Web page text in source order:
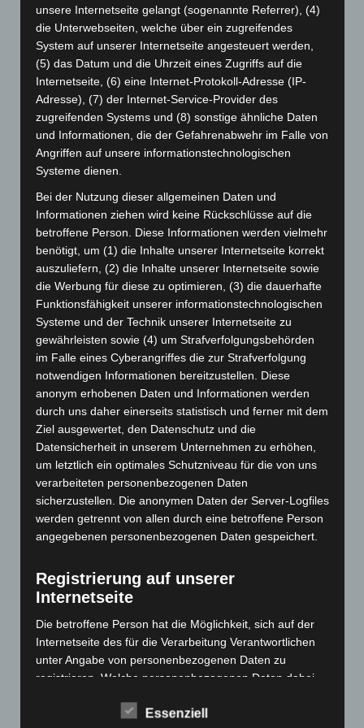
Juli 2026 (73)
Juni 2026(139)
Mai 2026 (99)
April 2026(99)
März 2026(115)
Februar 2026(109)
Januar 2026(122)
Dezember 2025
November 2025 (114)
Oktober 2025(112)
September 2025(93)
August 2025
(90)
Juli 2025(90)
Juni 2025(103)
Mai 2025 (112)
April 2025(88)
März 2025(111)
Februar 2025(96)
Januar 2025(88)
Dezember 2024
(89)
November 2024 (94)
Oktober 2024(93)
September 2024
August 2024(107)
Juli 2024(89)
Juni 2024(107)
Mai 2024(149)
April 2024(102)
(103)
unsere Internetseite gelangt (sogenannte Referrer), (4)
die Unterwebseiten, welche über ein zugreifendes
System auf unserer Internetseite angesteuert werden,
(5) das Datum und die Uhrzeit eines Zugriffs auf die
Internetseite, (6) eine Internet-Protokoll-Adresse (IP-
Adresse), (7) der Internet-Service-Provider des
zugreifenden Systems und (8) sonstige ähnliche Daten
und Informationen, die der Gefahrenabwehr im Falle von
Angriffen auf unsere informationstechnologischen
Systeme dienen.
Bei der Nutzung dieser allgemeinen Daten und
Informationen ziehen wird keine Rückschlüsse auf die
betroffene Person. Diese Informationen werden vielmehr
benötigt, um (1) die Inhalte unserer Internetseite korrekt
auszuliefern, (2) die Inhalte unserer Internetseite sowie
die Werbung für diese zu optimieren, (3) die dauerhafte
Funktionsfähigkeit unserer informationstechnologischen
Systeme und der Technik unserer Internetseite zu
gewährleisten sowie (4) um Strafverfolgungsbehörden
im Falle eines Cyberangriffes die zur Strafverfolgung
notwendigen Informationen bereitzustellen. Diese
anonym erhobenen Daten und Informationen werden
durch uns daher einerseits statistisch und ferner mit dem
Ziel ausgewertet, den Datenschutz und die
Datensicherheit in unserem Unternehmen zu erhöhen,
um letztlich ein optimales Schutzniveau für die von uns
verarbeiteten personenbezogenen Daten
sicherzustellen. Die anonymen Daten der Server-Logfiles
werden getrennt von allen durch eine betroffene Person
angegebenen personenbezogenen Daten gespeichert.
Registrierung auf unserer
Internetseite
Die betroffene Person hat die Möglichkeit, sich auf der
Internetseite des für die Verarbeitung Verantwortlichen
unter Angabe von personenbezogenen Daten zu
registrieren. Welche personenbezogenen Daten dabei
werden, ergibt sich aus der jeweiligen Eingabemaske,
Essenziell